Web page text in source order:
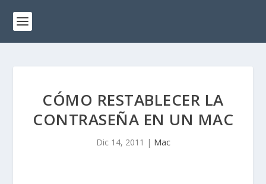
CÓMO RESTABLECER LA
CONTRASEÑA EN UN MAC
Dic 14, 2011 | Mac